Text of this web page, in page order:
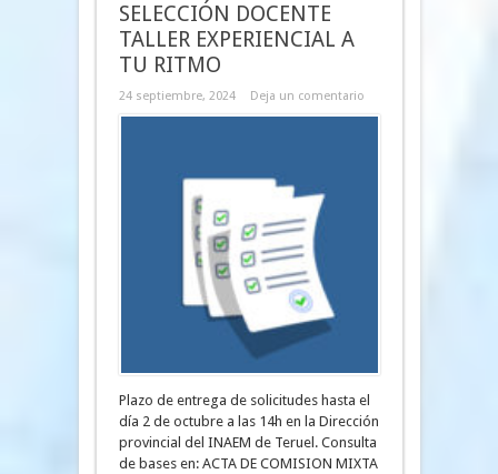
SELECCIÓN DOCENTE
TALLER EXPERIENCIAL A
TU RITMO
24 septiembre, 2024 Deja un comentario
Plazo de entrega de solicitudes hasta el
día 2 de octubre a las 14h en la Dirección
provincial del INAEM de Teruel. Consulta
de bases en: ACTA DE COMISION MIXTA